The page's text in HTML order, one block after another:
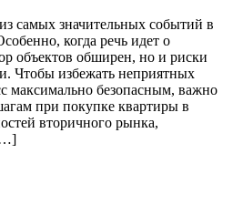
самых значительных событий в
когда речь идет о
объектов обширен, но и риски
Чтобы избежать неприятных
максимально безопасным, важно
при покупке квартиры в
вторичного рынка,